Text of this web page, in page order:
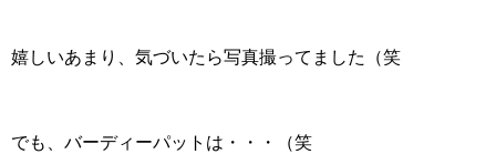
嬉しいあまり、気づいたら写真撮ってました（笑
でも、バーディーパットは・・・（笑